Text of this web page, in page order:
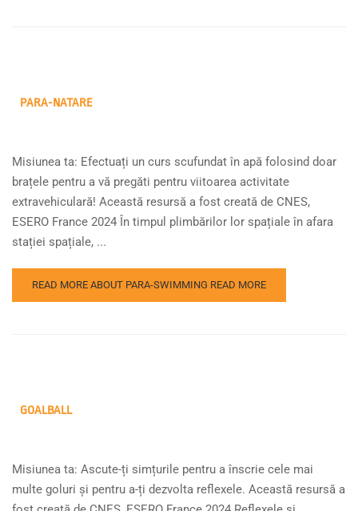
PARA-NATARE
Misiunea ta: Efectuați un curs scufundat în apă folosind doar
brațele pentru a vă pregăti pentru viitoarea activitate
extravehiculară! Această resursă a fost creată de CNES,
ESERO France 2024 În timpul plimbărilor lor spațiale în afara
stației spațiale, ...
READ MORE ABOUT PARA-SWIMMING READ MORE
GOALBALL
Misiunea ta: Ascute-ți simțurile pentru a înscrie cele mai
multe goluri și pentru a-ți dezvolta reflexele. Această resursă a